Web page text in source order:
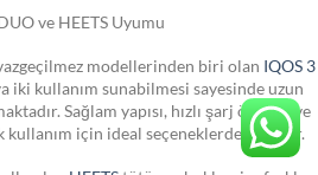
ve HEETS Uyumu
modellerinden biri olan IQOS 3
iki kullanım sunabilmesi sayesinde uzun
Sağlam yapısı, hızlı şarj özelliği ve
kullanım için ideal seçeneklerden biridir.